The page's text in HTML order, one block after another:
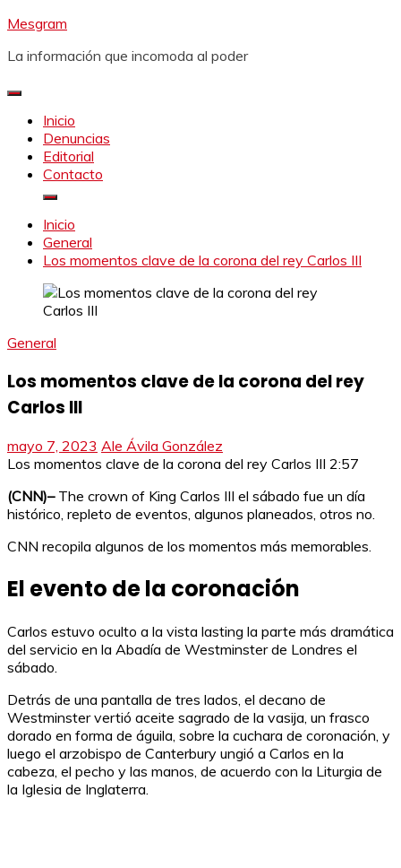
Saltar
contenido
Mesgram
La información que incomoda al poder
Inicio
Denuncias
Editorial
Contacto
Inicio
General
Los momentos clave de la corona del rey Carlos III
General
Los momentos clave de la corona del rey
Carlos III
mayo 7, 2023 Ale Ávila González
Los momentos clave de la corona del rey Carlos III 2:57
(CNN)–The crown of King Carlos III el sábado fue un día
histórico, repleto de eventos, algunos planeados, otros no.
CNN recopila algunos de los momentos más memorables.
El evento de la coronación
Carlos estuvo oculto a la vista lasting la parte más dramática
del servicio en la Abadía de Westminster de Londres el
sábado.
Detrás de una pantalla de tres lados, el decano de
Westminster vertió aceite sagrado de la vasija, un frasco
dorado en forma de águila, sobre la cuchara de coronación, y
luego el arzobispo de Canterbury ungió a Carlos en la
cabeza, el pecho y las manos, de acuerdo con la Liturgia de
la Iglesia de Inglaterra.